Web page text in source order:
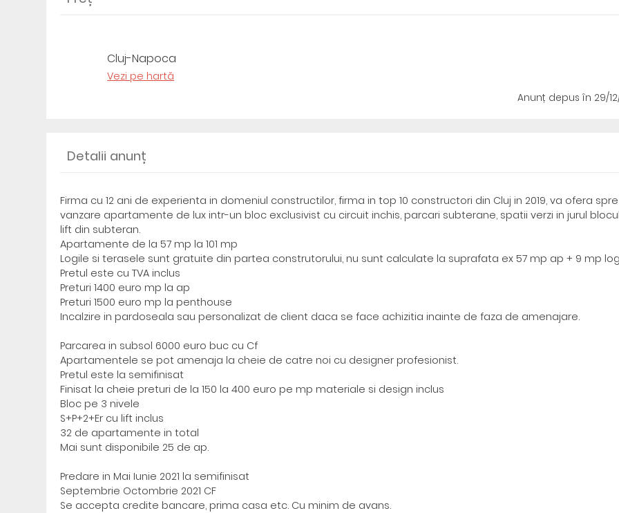
Cluj-Napoca
Vezi pe hartă
Anunț depus în 29/
Detalii anunț
Firma cu 12 ani de experienta in domeniul constructilor, firma in top 10 constructori din Cluj in 2019, va ofera spre
vanzare apartamente de lux intr-un bloc exclusivist cu circuit inchis, parcari subterane, spatii verzi in jurul
lift din subteran.
Apartamente de la 57 mp la 101 mp
Logile si terasele sunt gratuite din partea construtorului, nu sunt calculate la suprafata ex 57 mp ap + 9 mp
Pretul este cu TVA inclus
Preturi 1400 euro mp la ap
Preturi 1500 euro mp la penthouse
Incalzire in pardoseala sau personalizat de client daca se face achizitia inainte de faza de amenajare.
Parcarea in subsol 6000 euro buc cu Cf
Apartamentele se pot amenaja la cheie de catre noi cu designer profesionist.
Pretul este la semifinisat
Finisat la cheie preturi de la 150 la 400 euro pe mp materiale si design inclus
Bloc pe 3 nivele
S+P+2+Er cu lift inclus
32 de apartamente in total
Mai sunt disponibile 25 de ap.
Predare in Mai Iunie 2021 la semifinisat
Septembrie Octombrie 2021 CF
Se accepta credite bancare, prima casa etc. Cu minim de avans.